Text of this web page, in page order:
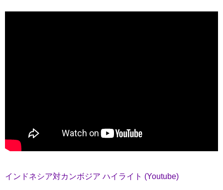
インドネシア対カンボジア ハイライト (Youtube)